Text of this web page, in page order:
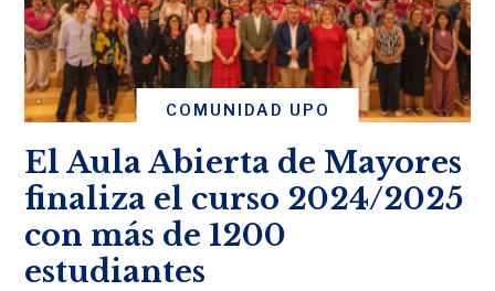
COMUNIDAD UPO
El Aula Abierta de Mayores
finaliza el curso 2024/2025
con más de 1200
estudiantes